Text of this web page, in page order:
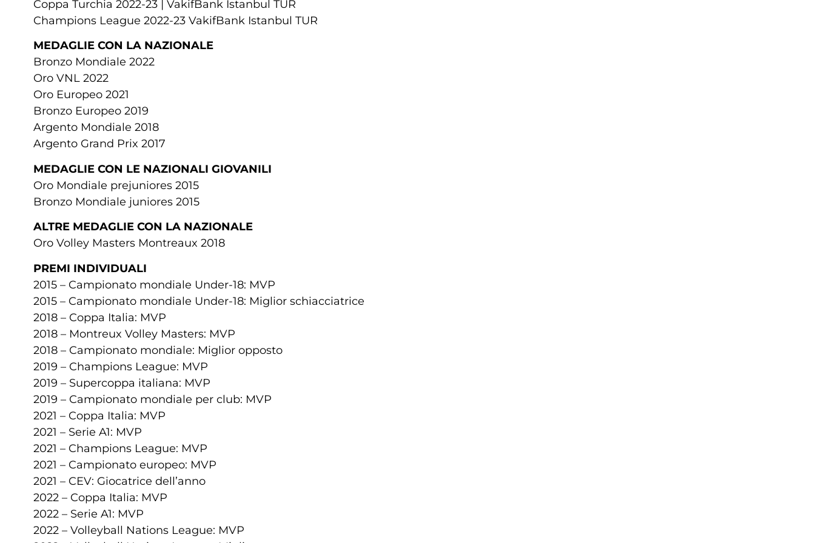
Coppa Turchia 2022-23 | VakifBank Istanbul TUR
Champions League 2022-23 VakifBank Istanbul TUR
MEDAGLIE CON LA NAZIONALE
Bronzo Mondiale 2022
Oro VNL 2022
Oro Europeo 2021
Bronzo Europeo 2019
Argento Mondiale 2018
Argento Grand Prix 2017
MEDAGLIE CON LE NAZIONALI GIOVANILI
Oro Mondiale prejuniores 2015
Bronzo Mondiale juniores 2015
ALTRE MEDAGLIE CON LA NAZIONALE
Oro Volley Masters Montreaux 2018
PREMI INDIVIDUALI
2015 – Campionato mondiale Under-18: MVP
2015 – Campionato mondiale Under-18: Miglior schiacciatrice
2018 – Coppa Italia: MVP
2018 – Montreux Volley Masters: MVP
2018 – Campionato mondiale: Miglior opposto
2019 – Champions League: MVP
2019 – Supercoppa italiana: MVP
2019 – Campionato mondiale per club: MVP
2021 – Coppa Italia: MVP
2021 – Serie A1: MVP
2021 – Champions League: MVP
2021 – Campionato europeo: MVP
2021 – CEV: Giocatrice dell’anno
2022 – Coppa Italia: MVP
2022 – Serie A1: MVP
2022 – Volleyball Nations League: MVP